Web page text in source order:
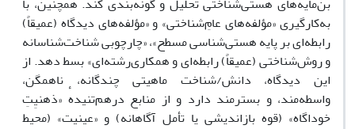
به‌کارگیری «مؤلفه‌های عامِ‌شناختی» و «مؤلفه‌های دیدگاه (عمیقاً)
رابطه‌ای بر پایه هستی‌شناسی مسطح»، «چارچوبی شناخت‌شناسانه
و روش‌شناختی (عمیقاً) رابطه‌ای و همکاری‌رشته‌ای» بسط دهد. از
این دیدگاه، دانش/شناخت ماهیتی چندگانه، ناهمگن،
واسطه‌مند، و بسترمند دارد و از منابع درهم‌تنیدهٔ «ذهنیِتِ
خوداگاه» (قوه بازاندیشی یا تأمل آگاهانه) و «عینیت» (محیط